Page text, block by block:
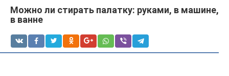
Можно ли стирать палатку: руками, в машине,
в ванне